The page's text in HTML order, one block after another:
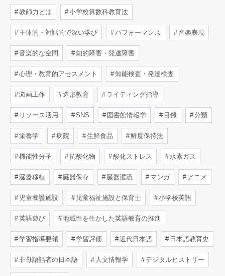
教師力とは 小学校算数科教育法
主体的・対話的で深い学び パフォーマンス 音楽表現
音楽的な空間 知的障害・発達障害
心理・教育的アセスメント 知能検査・発達検査
図画工作 造形教育 ライティング指導
リソース活用 SNS 図書館情報学 目録 分類
栄養学 病院 生鮮食品 鮮度保持法
機能性分子 抗酸化物 酸化ストレス 水素ガス
臓器移植 臓器保存 臓器灌流 マンガ アニメ
児童養護施設 児童福祉施設と保育士 小学校英語
英語遊び 地域性を生かした英語教育の推進
学習指導要領 学習評価 近代日本語 日本語教育史
非母語話者の日本語 人文情報学 デジタルヒストリー